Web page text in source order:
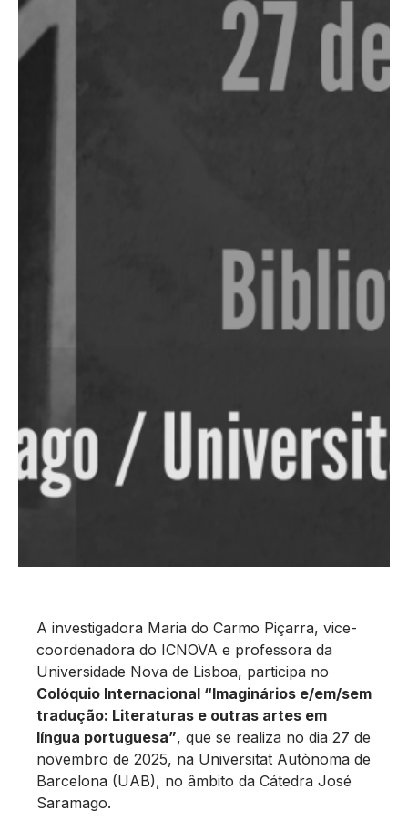
A investigadora Maria do Carmo Piçarra, vice-
coordenadora do ICNOVA e professora da
Universidade Nova de Lisboa, participa no
Colóquio Internacional “Imaginários e/em/sem
tradução: Literaturas e outras artes em
língua portuguesa”, que se realiza no dia 27 de
novembro de 2025, na Universitat Autònoma de
Barcelona (UAB), no âmbito da Cátedra José
Saramago.